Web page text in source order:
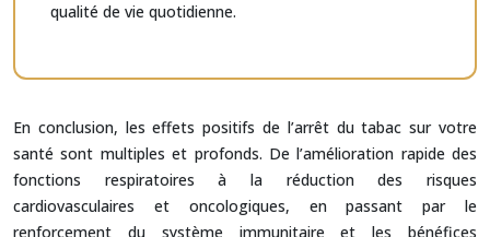
qualité de vie quotidienne.
En conclusion, les effets positifs de l’arrêt du tabac sur votre
santé sont multiples et profonds. De l’amélioration rapide des
fonctions respiratoires à la réduction des risques
cardiovasculaires et oncologiques, en passant par le
renforcement du système immunitaire et les bénéfices